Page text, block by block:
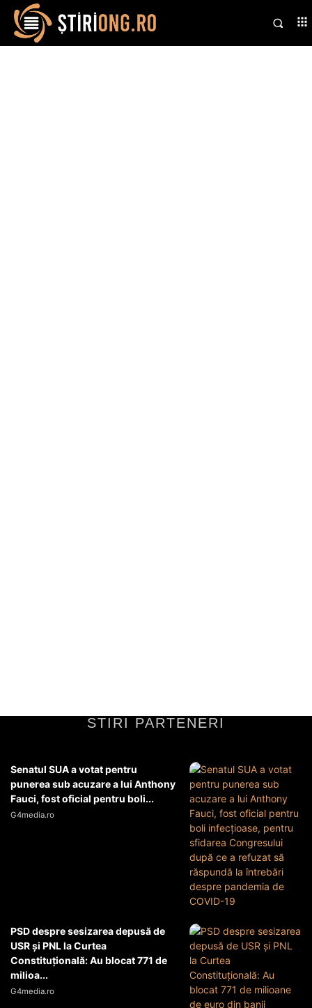
STIRI PARTENERI
Senatul SUA a votat pentru
punerea sub acuzare a lui Anthony
Fauci, fost oficial pentru boli...
G4media.ro
PSD despre sesizarea depusă de
USR și PNL la Curtea
Constituțională: Au blocat 771 de
milioa...
G4media.ro